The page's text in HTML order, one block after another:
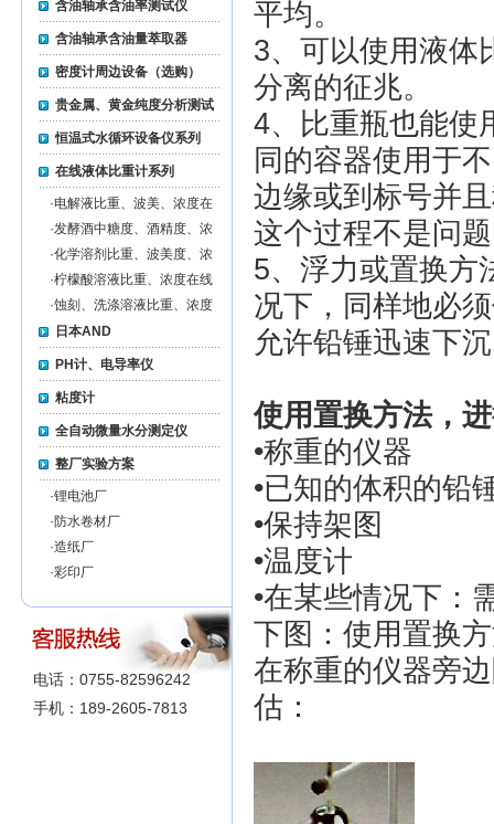
含油轴承含油率测试仪
含油轴承含油量萃取器
密度计周边设备（选购）
贵金属、黄金纯度分析测试
仪
恒温式水循环设备仪系列
在线液体比重计系列
·电解液比重、波美、浓度在
线监测仪
·发酵酒中糖度、酒精度、浓
度在线监测仪
·化学溶剂比重、波美度、浓
度在线监测仪
·柠檬酸溶液比重、浓度在线
监测仪
·蚀刻、洗涤溶液比重、浓度
在线监测仪
日本AND
PH计、电导率仪
粘度计
全自动微量水分测定仪
整厂实验方案
·锂电池厂
·防水卷材厂
·造纸厂
·彩印厂
电话：0755-82596242
手机：189-2605-7813
平均。
3、可以使用液体
分离的征兆。
4、比重瓶也能使
同的容器使用于
边缘或到标号并
这个过程不是问
5、浮力或置换方
况下，同样地必
允许铅锤迅速下
使用置换方法，
•称重的仪器
•已知的体积的铅
•保持架图
•温度计
•在某些情况下：
下图：使用置换
在称重的仪器旁
估：